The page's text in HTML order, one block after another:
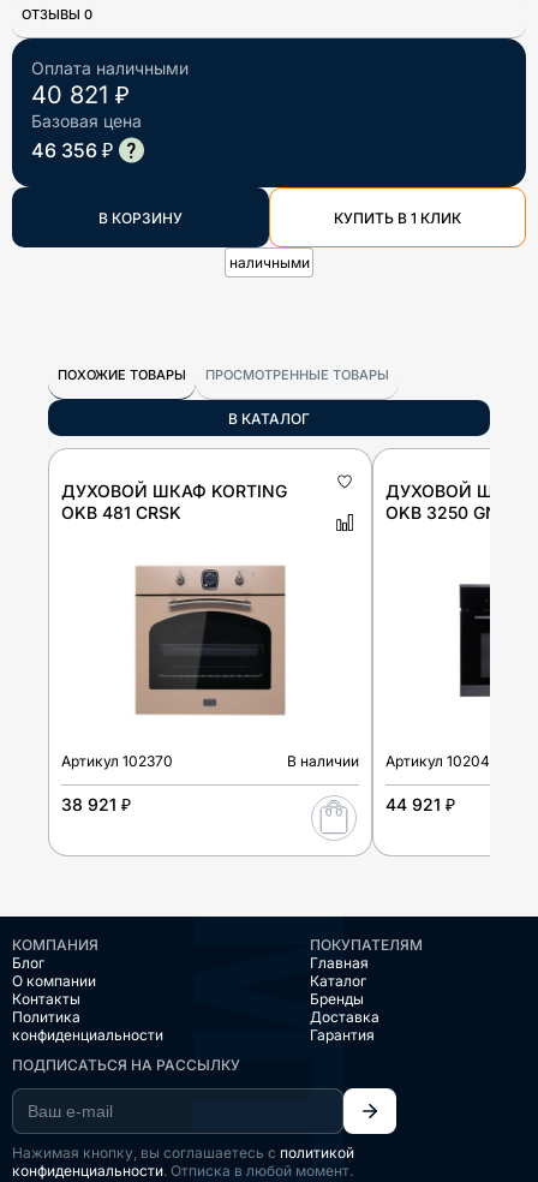
Оплата наличными
40 821 ₽
Базовая цена
46 356 ₽
В КОРЗИНУ КУПИТЬ В 1 КЛИК
наличными
ОТЗЫВЫ 0
ПОХОЖИЕ ТОВАРЫ ПРОСМОТРЕННЫЕ ТОВАРЫ
В КАТАЛОГ
ДУХОВОЙ ШКАФ KORTING
OKB 481 CRSK
Артикул 102370 В наличии
38 921 ₽
ДУХОВОЙ ШКАФ
OKB 3250 GNBX
Артикул 102047
44 921 ₽
КОМПАНИЯ
Блог
О компании
Контакты
Политика
конфиденциальности
ПОКУПАТЕЛЯМ
Главная
Каталог
Бренды
Доставка
Гарантия
ПОДПИСАТЬСЯ НА РАССЫЛКУ
Нажимая кнопку, вы соглашаетесь с политикой
конфиденциальности. Отписка в любой момент.